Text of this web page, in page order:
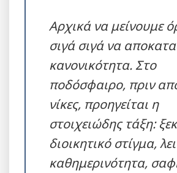
Αρχικά να μείνουμε
σιγά σιγά να
κανονικότητα. Στο
ποδόσφαιρο, πριν
νίκες, προηγείται η
στοιχειώδης τάξη:
διοικητικό στίγμα,
καθημερινότητα,